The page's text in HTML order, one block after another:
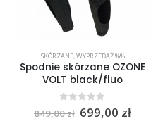
SKÓRZANE,WYPRZEDAŻ %%
Spodnie skórzane OZONE
VOLT black/fluo
out of 5
849,00zł Pierwotna
699,00 zł